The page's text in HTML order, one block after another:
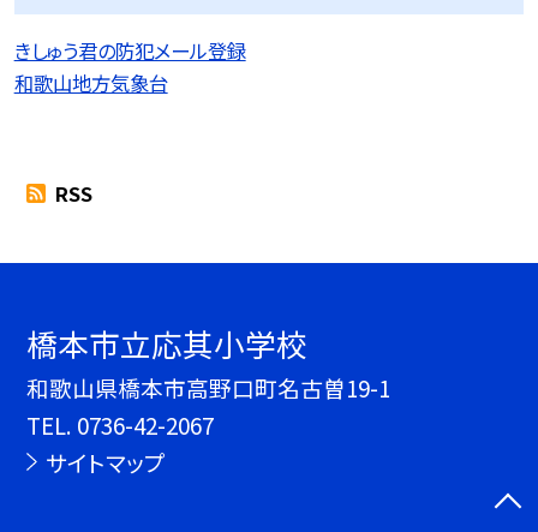
きしゅう君の防犯メール登録
和歌山地方気象台
RSS
橋本市立応其小学校
和歌山県橋本市高野口町名古曽19-1
TEL. 0736-42-2067
サイトマップ